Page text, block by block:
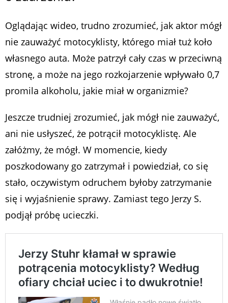
Oglądając wideo, trudno zrozumieć, jak aktor mógł
nie zauważyć motocyklisty, którego miał tuż koło
własnego auta. Może patrzył cały czas w przeciwną
stronę, a może na jego rozkojarzenie wpływało 0,7
promila alkoholu, jakie miał w organizmie?
Jeszcze trudniej zrozumieć, jak mógł nie zauważyć,
ani nie usłyszeć, że potrącił motocyklistę. Ale
załóżmy, że mógł. W momencie, kiedy
poszkodowany go zatrzymał i powiedział, co się
stało, oczywistym odruchem byłoby zatrzymanie
się i wyjaśnienie sprawy. Zamiast tego Jerzy S.
podjął próbę ucieczki.